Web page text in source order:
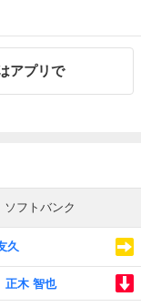
アプリで
ソフトバンク
久
正木 智也